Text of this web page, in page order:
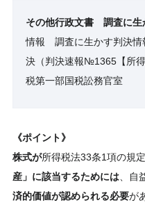
その他行政文書 調査に生
情報 調査に生かす判決
決（判決速報№1365【所
税第一部国税訟務官室
《ポイント》
株式が所得税法33条1項の規
産」に該当するためには 、
済的価値が認められる必要が